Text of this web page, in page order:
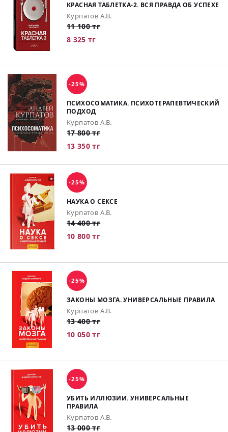
КРАСНАЯ ТАБЛЕТКА-2. ВСЯ ПРАВДА ОБ УСПЕХЕ
Курпатов А.В.
11 100 тг
8 325 тг
-25%
ПСИХОСОМАТИКА. ПСИХОТЕРАПЕВТИЧЕСКИЙ
ПОДХОД
Курпатов А.В.
17 800 тг
13 350 тг
-25%
НАУКА О СЕКСЕ
Курпатов А.В.
14 400 тг
10 800 тг
-25%
ЗАКОНЫ МОЗГА. УНИВЕРСАЛЬНЫЕ ПРАВИЛА
Курпатов А.В.
13 400 тг
10 050 тг
-25%
УБИТЬ ИЛЛЮЗИИ. УНИВЕРСАЛЬНЫЕ
ПРАВИЛА
Курпатов А.В.
13 000 тг